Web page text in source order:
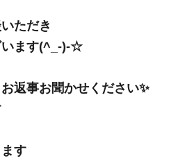
ただき
います(^_-)-☆
返事お聞かせください✨
す